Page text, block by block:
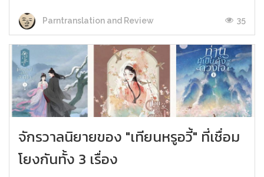
Parntranslation and Review 35
จักรวาลนิยายของ "เทียนหรูอวี้" ที่เชื่อม
โยงกันทั้ง 3 เรื่อง